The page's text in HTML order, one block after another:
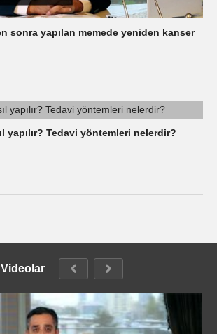
sonra yapılan memede yeniden kanser
yapılır? Tedavi yöntemleri nelerdir?